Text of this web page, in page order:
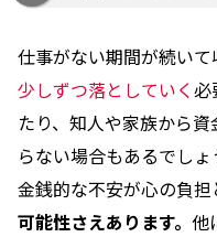
仕事がない期間が続いて
少しずつ落としていく必
たり、知人や家族から
らない場合もあるでしょ
金銭的な不安が心の負担
可能性さえあります。 他